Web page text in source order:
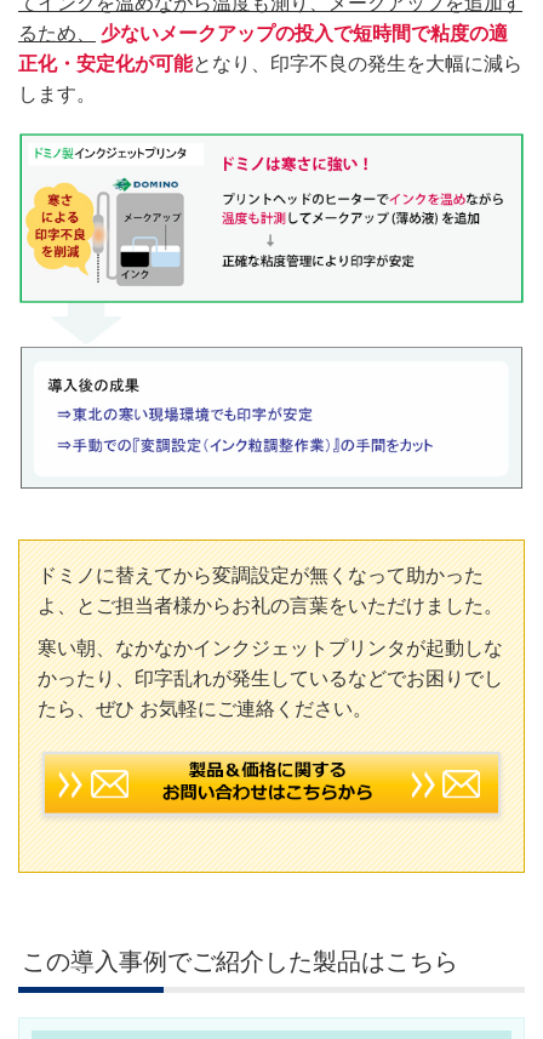
るため、
少ないメークアップの投入で短時間で粘度の適
正化​・安定化​が可能となり、印字不良の発生を大幅に減ら
します。
ドミノに替えてから変調設定が無くなって助かった
よ、とご担当者様からお礼の言葉をいただけました。
寒い朝、なかなかインクジェットプリンタが起動しな
かったり、印字乱れが発生しているなどでお困りでし
たら、ぜひ お気軽にご連絡ください。
この導入事例でご紹介した製品はこちら